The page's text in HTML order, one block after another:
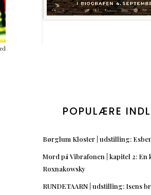
POPULÆRE
Børglum Kloster | udstilling:
Mord på Vibrafonen | kapitel 2: En
Roxnakowsky
RUNDETAARN | udstilling: Isens